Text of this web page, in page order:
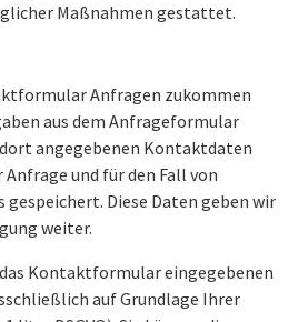
Maßnahmen gestattet.
Anfragen zukommen
aus dem Anfrageformular
angegebenen Kontaktdaten
und für den Fall von
gespeichert. Diese Daten geben wir
weiter.
Kontaktformular eingegebenen
auf Grundlage Ihrer